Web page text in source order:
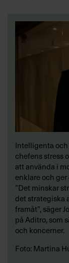
Intelligenta
chefens stress
att använda i
enklare och
”Det minskar
det strategiska
framåt”, säger
på Aditro, som
och koncerner.
Foto: Martina